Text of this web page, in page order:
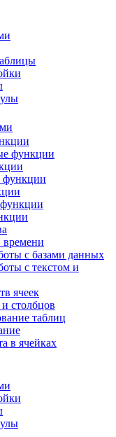
функции
функции
функции
с базами данных
с текстом и
ячеек
столбцов
таблиц
в ячейках